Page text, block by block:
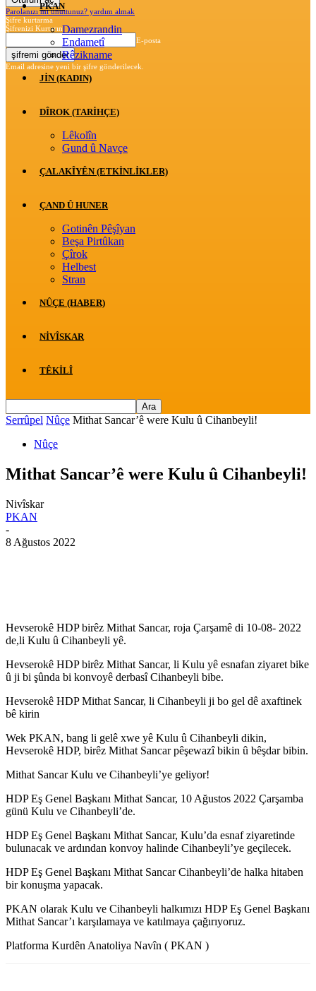
Parolanızı mı unuttunuz? yardım almak
Şifre kurtarma
Şifrenizi Kurtarın
E-posta
Email adresine yeni bir şifre gönderilecek.
PKAN
Damezrandin
Endametî
Rêzikname
JİN (KADIN)
DÎROK (TARİHÇE)
Lêkolîn
Gund û Navçe
ÇALAKÎYÊN (ETKINLIKLER)
ÇAND Û HUNER
Gotinên Pêşîyan
Beşa Pirtûkan
Çîrok
Helbest
Stran
NÛÇE (HABER)
NIVÎSKAR
TÊKILÎ
Serrûpel Nûçe Mithat Sancar’ê were Kulu û Cihanbeyli!
Nûçe
Mithat Sancar’ê were Kulu û Cihanbeyli!
Nivîskar
PKAN
-
8 Ağustos 2022
Hevserokê HDP birêz Mithat Sancar, roja Çarşamê di 10-08- 2022
de,li Kulu û Cihanbeyli yê.
Hevserokê HDP birêz Mithat Sancar, li Kulu yê esnafan ziyaret bike
û ji bi şûnda bi konvoyê derbasî Cihanbeyli bibe.
Hevserokê HDP Mithat Sancar, li Cihanbeyli ji bo gel dê axaftinek
bê kirin
Wek PKAN, bang li gelê xwe yê Kulu û Cihanbeyli dikin,
Hevserokê HDP, birêz Mithat Sancar pêşewazî bikin û bêşdar bibin.
Mithat Sancar Kulu ve Cihanbeyli’ye geliyor!
HDP Eş Genel Başkanı Mithat Sancar, 10 Ağustos 2022 Çarşamba
günü Kulu ve Cihanbeyli’de.
HDP Eş Genel Başkanı Mithat Sancar, Kulu’da esnaf ziyaretinde
bulunacak ve ardından konvoy halinde Cihanbeyli’ye geçilecek.
HDP Eş Genel Başkanı Mithat Sancar Cihanbeyli’de halka hitaben
bir konuşma yapacak.
PKAN olarak Kulu ve Cihanbeyli halkımızı HDP Eş Genel Başkanı
Mithat Sancar’ı karşılamaya ve katılmaya çağırıyoruz.
Platforma Kurdên Anatoliya Navîn ( PKAN )